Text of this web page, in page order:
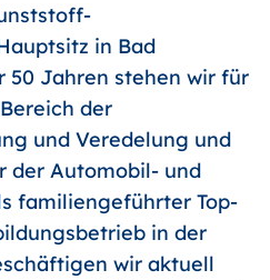
in Bad
50 Jahren stehen wir für
der
und Veredelung und
der Automobil- und
familiengeführter Top-
in der
wir aktuell